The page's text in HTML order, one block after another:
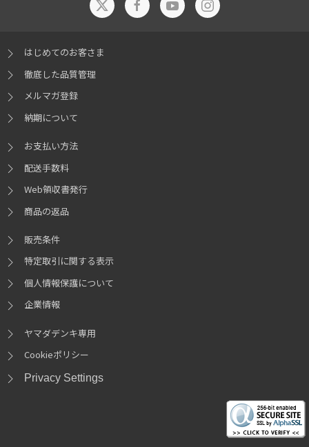
はじめてのお客さま
徹底した品質管理
メルマガ登録
納期について
お支払い方法
配送手数料
Web領収書発行
商品の返品
販売条件
特定取引に関する表示
個人情報保護について
企業情報
ヤマダデンキ専用
Cookieポリシー
Privacy Settings